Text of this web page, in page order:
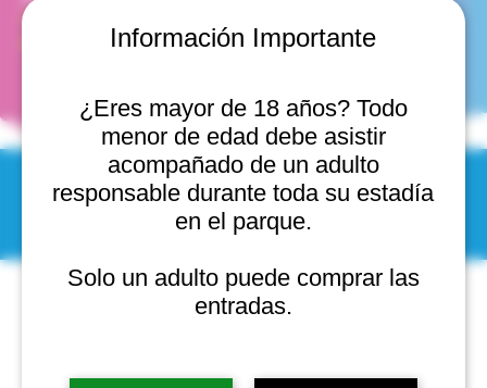
Información Importante
¿Eres mayor de 18 años? Todo
menor de edad debe asistir
acompañado de un adulto
responsable durante toda su estadía
en el parque.
Solo un adulto puede comprar las
entradas.
Viña del Mar, Cam. Internacional 2440, 2541754 Viña
del Mar, Valparaíso, Chile